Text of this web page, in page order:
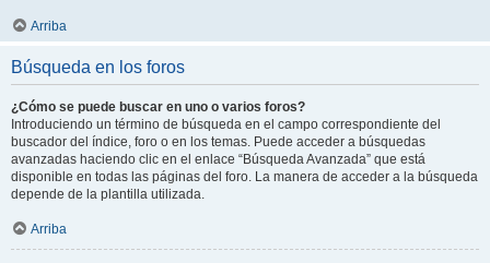
Arriba
Búsqueda en los foros
¿Cómo se puede buscar en uno o varios foros?
Introduciendo un término de búsqueda en el campo correspondiente del
buscador del índice, foro o en los temas. Puede acceder a búsquedas
avanzadas haciendo clic en el enlace “Búsqueda Avanzada” que está
disponible en todas las páginas del foro. La manera de acceder a la búsqueda
depende de la plantilla utilizada.
Arriba